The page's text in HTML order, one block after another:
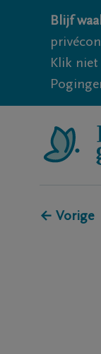
Blijf
Klik
← Vorige